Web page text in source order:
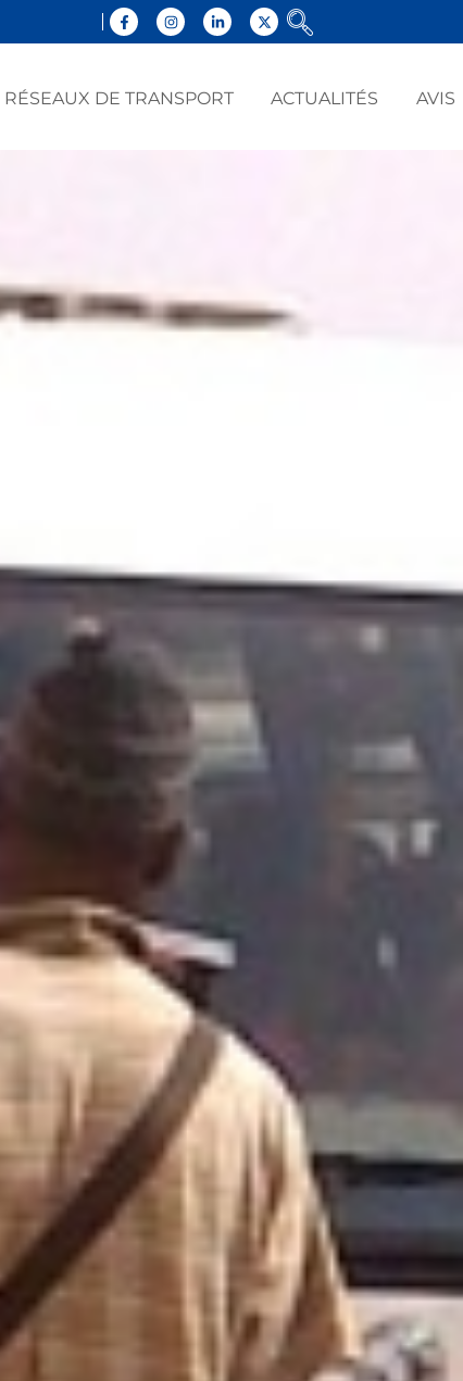
RÉSEAUX DE TRANSPORT ACTUALITÉS AVIS